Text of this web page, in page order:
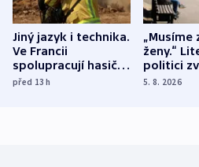
Jiný jazyk i technika.
Ve Francii
spolupracují hasiči z
různých zemí
před 13h
„Musíme
ženy.“
politici
dohodu o
5. 8. 2026